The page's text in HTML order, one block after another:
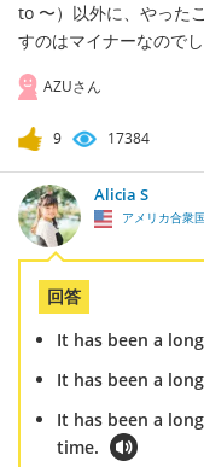
to 〜）以外に、やった
すのはマイナーなので
AZUさん
9 17384
Alicia S
アメリカ合衆国
回答
It has been a
It has been a
It has been a
time.